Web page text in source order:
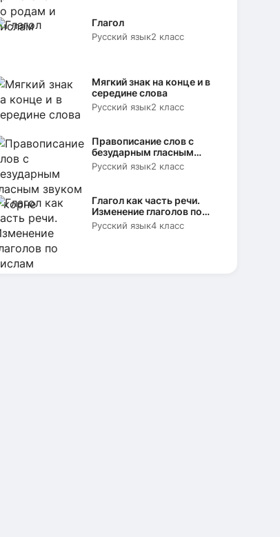
Глагол
Русский язык2 класс
Мягкий знак на конце и в
середине слова
Русский язык2 класс
Правописание слов с
безударным гласным
звуком в корне
Русский язык2 класс
Глагол как часть речи.
Изменение глаголов по
числам
Русский язык4 класс